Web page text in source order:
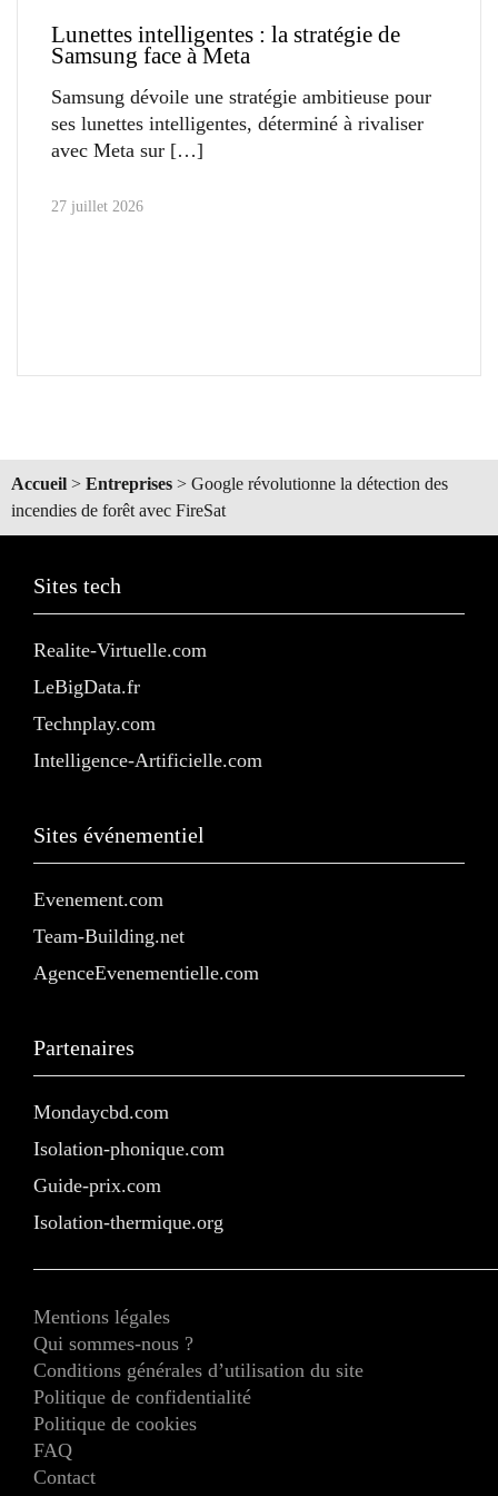
Lunettes intelligentes : la stratégie de
Samsung face à Meta
Samsung dévoile une stratégie ambitieuse pour
ses lunettes intelligentes, déterminé à rivaliser
avec Meta sur
27 juillet 2026
Accueil > Entreprises > Google révolutionne la détection des
incendies de forêt avec FireSat
Sites tech
Realite-Virtuelle.com
LeBigData.fr
Technplay.com
Intelligence-Artificielle.com
Sites événementiel
Evenement.com
Team-Building.net
AgenceEvenementielle.com
Partenaires
Mondaycbd.com
Isolation-phonique.com
Guide-prix.com
Isolation-thermique.org
Mentions légales
Qui sommes-nous ?
Conditions générales d’utilisation du site
Politique de confidentialité
Politique de cookies
FAQ
Contact